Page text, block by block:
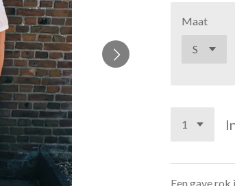
Maat
Een gave rok